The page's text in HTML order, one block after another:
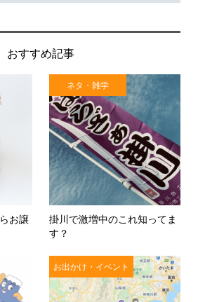
おすすめ記事
お譲
ネタ・雑学
掛川で激増中のこれ知ってま
す？
お出かけ・イベント